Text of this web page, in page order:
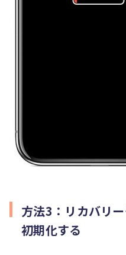
方法3：リカバリ
初期化する